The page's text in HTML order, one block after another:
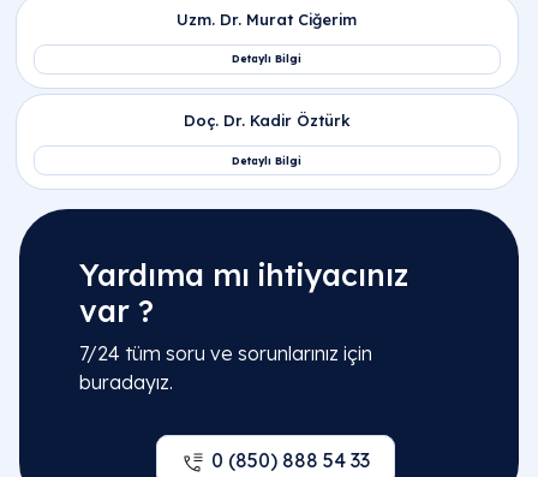
Yardıma mı ihtiyacınız
var ?
7/24 tüm soru ve sorunlarınız için
buradayız.
0 (850) 888 54 33